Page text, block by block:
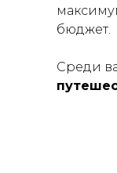
бюджет.
Среди